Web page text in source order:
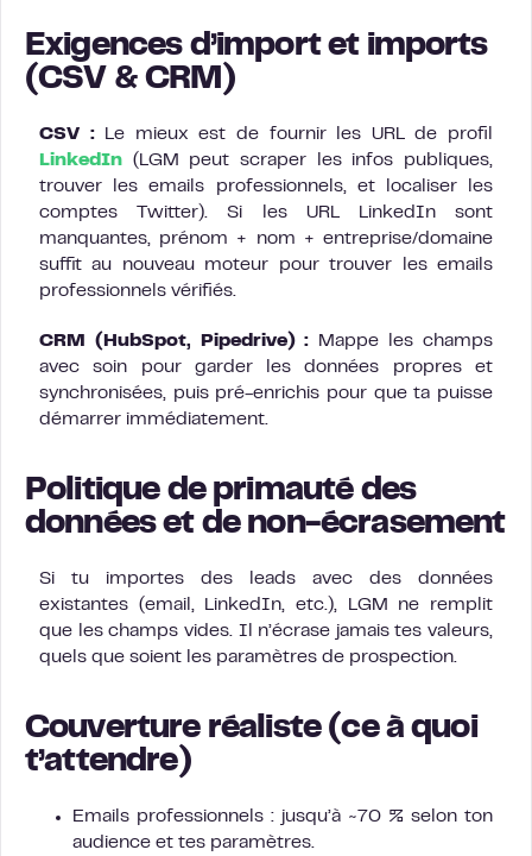
Exigences d’import et imports
(CSV & CRM)
CSV :Le mieux est de fournir les URL de profil
LinkedIn (LGM peut scraper les infos publiques,
trouver les emails professionnels, et localiser les
comptes Twitter). Si les URL LinkedIn sont
manquantes, prénom + nom + entreprise/domaine
suffit au nouveau moteur pour trouver les emails
professionnels vérifiés.
CRM (HubSpot, Pipedrive) : Mappe les champs
avec soin pour garder les données propres et
synchronisées, puis pré-enrichis pour que ta puisse
démarrer immédiatement.
Politique de primauté des
données et de non-écrasement
Si tu importes des leads avec des données
existantes (email, LinkedIn, etc.), LGM ne remplit
que les champs vides. Il n’écrase jamais tes valeurs,
quels que soient les paramètres de prospection.
Couverture réaliste (ce à quoi
t’attendre)
Emails professionnels : jusqu’à ~70 % selon ton
audience et tes paramètres.